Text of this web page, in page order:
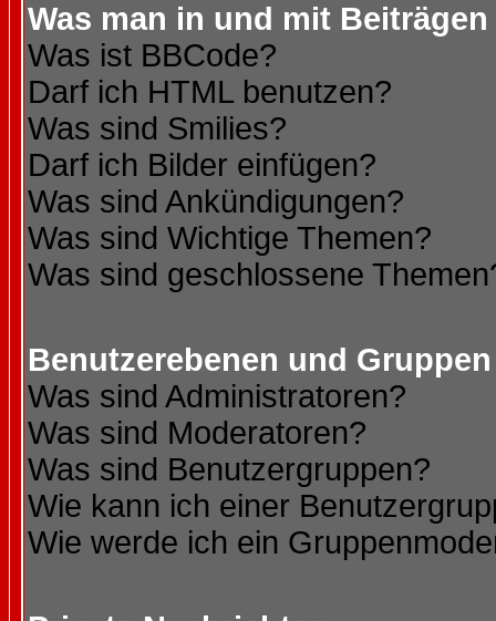
Was man in und mit
Was ist BBCode?
Darf ich HTML benutzen?
Was sind Smilies?
Darf ich Bilder einfügen?
Was sind Ankündigungen?
Was sind Wichtige Themen?
Was sind geschlossene
Benutzerebenen und Gruppen
Was sind Administratoren?
Was sind Moderatoren?
Was sind Benutzergruppen?
Wie kann ich einer
Wie werde ich ein